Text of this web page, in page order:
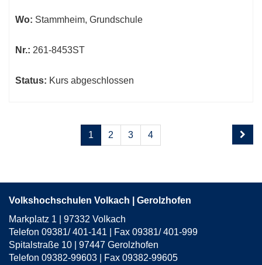
Wo: Stammheim, Grundschule
Nr.: 261-8453ST
Status: Kurs abgeschlossen
Seiten
blättern
1 2 3 4
Volkshochschulen Volkach | Gerolzhofen
Markplatz 1 | 97332 Volkach
Telefon 09381/ 401-141 | Fax 09381/ 401-999
Spitalstraße 10 | 97447 Gerolzhofen
Telefon 09382-99603 | Fax 09382-99605